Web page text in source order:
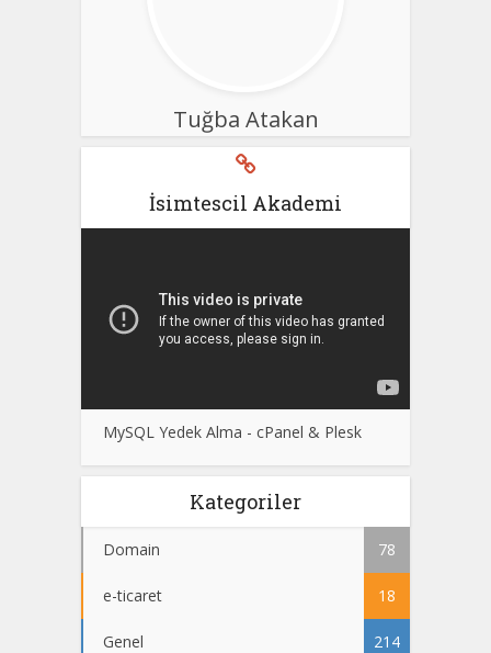
Tuğba Atakan
İsimtescil Akademi
MySQL Yedek Alma - cPanel & Plesk
Kategoriler
Domain 78
e-ticaret 18
Genel 214